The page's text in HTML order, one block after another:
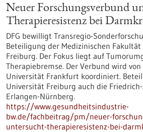
Neuer Forschungsverbund
Therapieresistenz bei
DFG bewilligt Transregio-
Beteiligung der Medizinischen
Freiburg. Der Fokus liegt auf
Therapiebremse. Der Verbund wird von
Universität Frankfurt koordiniert.
Universität Freiburg auch die
Erlangen-Nürnberg.
https://www.gesundheitsindustrie-
bw.de/fachbeitrag/pm/neuer-
untersucht-therapieresistenz-bei-